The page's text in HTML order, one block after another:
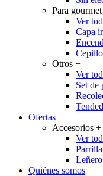
Para gourmet
Ver
Capa
Cepillo
Otros +
Ver
Set de
Ofertas
Accesorios +
Ver
Leñero
Quiénes somos